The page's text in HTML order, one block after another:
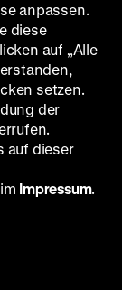
Uhr
und
geben die
anpassen.
diese
auf „Alle
setzen.
der
auf dieser
Impressum.